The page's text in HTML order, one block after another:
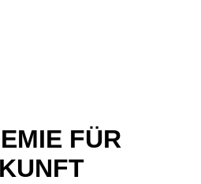
FÜR